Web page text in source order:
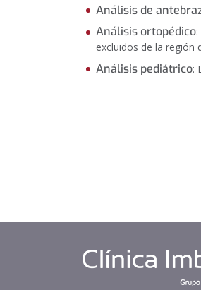
Análisis de
Análisis ortopédico:
excluidos de la región
Análisis pediátrico: